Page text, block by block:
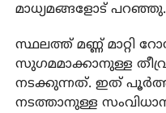
മാധ്യമങ്ങളോട് പറഞ്ഞു.
സ്ഥലത്ത് മണ്ണ് മാറ്റി
സുഗമമാക്കാനുള്ള
നടക്കുന്നത്. ഇത്
നടത്താനുള്ള